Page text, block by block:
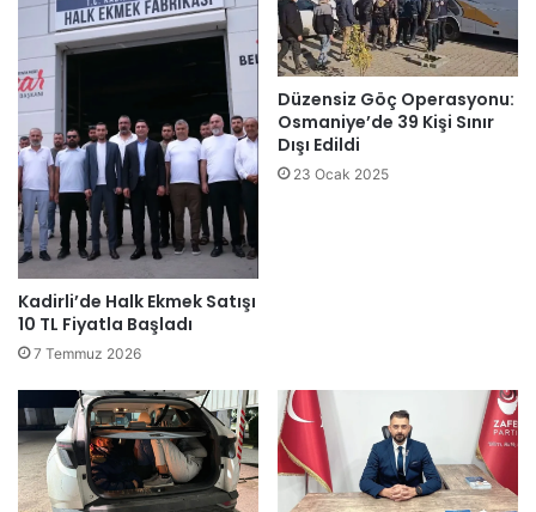
Kadirli’de Halk Ekmek Satışı
10 TL Fiyatla Başladı
7 Temmuz 2026
Düzensiz Göç Operasyonu:
Osmaniye’de 39 Kişi Sınır
Dışı Edildi
23 Ocak 2025